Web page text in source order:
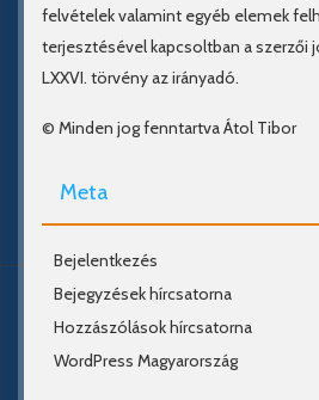
felvételek valamint egyéb elemek
terjesztésével kapcsoltban a szerzői
LXXVI. törvény az irányadó.
© Minden jog fenntartva Átol Tibor
Meta
Bejelentkezés
Bejegyzések hírcsatorna
Hozzászólások hírcsatorna
WordPress Magyarország